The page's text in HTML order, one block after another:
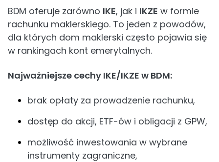
BDM oferuje zarówno IKE, jak i IKZE w formie
rachunku maklerskiego. To jeden z powodów,
dla których dom maklerski często pojawia się
w rankingach kont emerytalnych.
Najważniejsze cechy IKE/IKZE w BDM:
brak opłaty za prowadzenie rachunku,
dostęp do akcji, ETF-ów i obligacji z GPW,
możliwość inwestowania w wybrane
instrumenty zagraniczne,